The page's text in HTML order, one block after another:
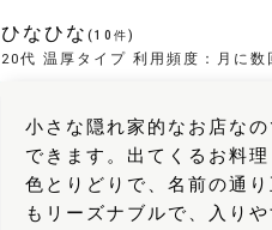
ひなひな (10 件)
20代 温厚タイプ 利用頻度： 月に数
小さな隠れ家的なお店な
できます。出てくるお料
色とりどりで、名前の通
もリーズナブルで、入り